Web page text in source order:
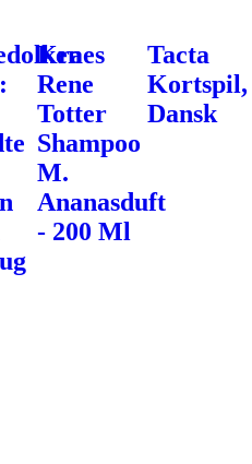
Kraes
Rene
Totter
Shampoo
M.
Ananasduft
- 200 Ml
Tacta
Kortspil,
Dansk